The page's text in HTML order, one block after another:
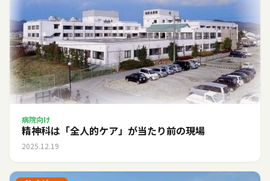
病院向け
精神科は「全人的ケア」が当たり前の現場
2025.12.19